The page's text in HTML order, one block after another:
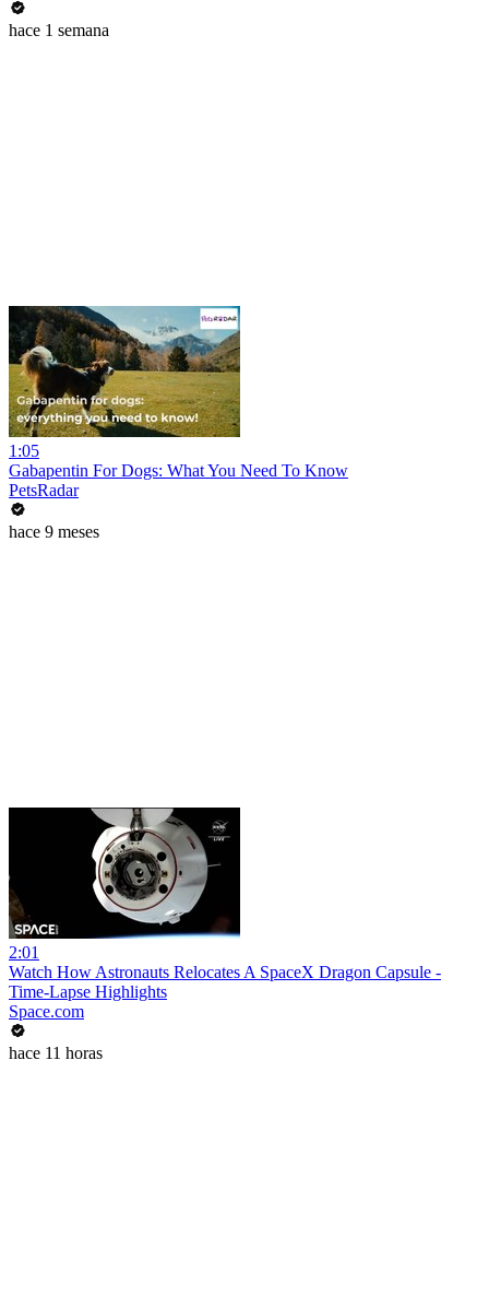
hace 1 semana
1:05
Gabapentin For Dogs: What You Need To Know
PetsRadar
hace 9 meses
2:01
Watch How Astronauts Relocates A SpaceX Dragon Capsule -
Time-Lapse Highlights
Space.com
hace 11 horas